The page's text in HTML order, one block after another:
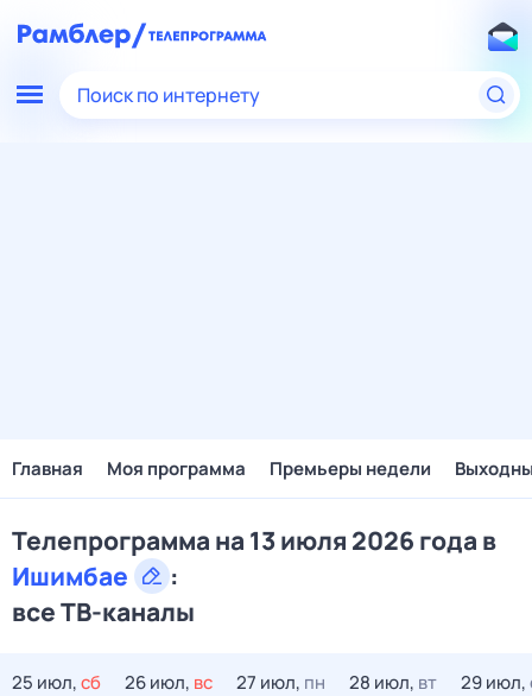
Поиск по интернету
Главная Моя программа Премьеры недели
Телепрограмма на 13 июля 2026 года в
Ишимбае
:
все ТВ-каналы
25 июл,сб 26 июл, вс 27 июл, пн 28 июл, вт 29 июл,